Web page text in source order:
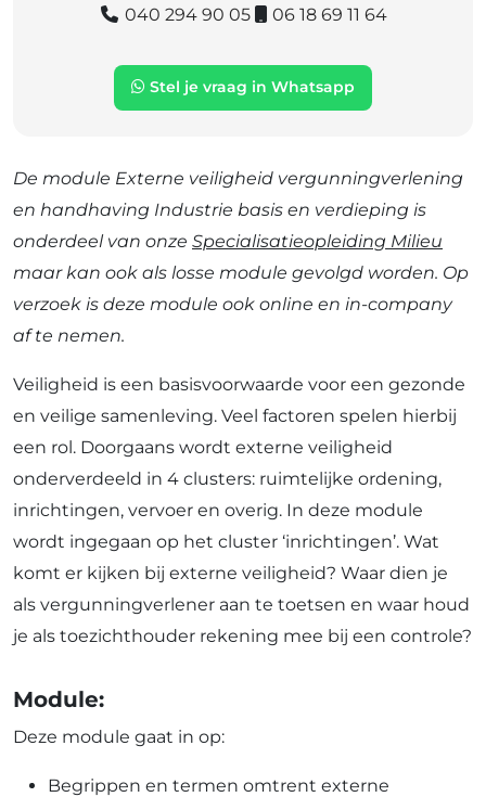
De module Externe veiligheid vergunningverlening
en handhaving Industrie basis en verdieping is
onderdeel van onze Specialisatieopleiding Milieu
maar kan ook als losse module gevolgd worden. Op
verzoek is deze module ook online en in-company
af te nemen.
Veiligheid is een basisvoorwaarde voor een gezonde
en veilige samenleving. Veel factoren spelen hierbij
een rol. Doorgaans wordt externe veiligheid
onderverdeeld in 4 clusters: ruimtelijke ordening,
inrichtingen, vervoer en overig. In deze module
wordt ingegaan op het cluster ‘inrichtingen’. Wat
komt er kijken bij externe veiligheid? Waar dien je
als vergunningverlener aan te toetsen en waar houd
je als toezichthouder rekening mee bij een controle?
Module:
Deze module gaat in op:
Begrippen en termen omtrent externe
040 294 90 05
06 18 69 11 64
Stel je vraag in Whatsapp